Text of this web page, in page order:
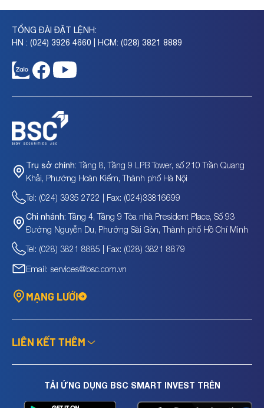
TỔNG ĐÀI ĐẶT LỆNH:
HN : (024) 3926 4660 | HCM: (028) 3821 8889
Trụ sở chính: Tầng 8, Tầng 9 LPB Tower, số 210 Trần Quang
Khải, Phường Hoàn Kiếm, Thành phố Hà Nội
Tel: (024) 3935 2722 | Fax: (024)33816699
Chi nhánh: Tầng 4, Tầng 9 Tòa nhà President Place, Số 93
Đường Nguyễn Du, Phường Sài Gòn, Thành phố Hồ Chí Minh
Tel: (028) 3821 8885 | Fax: (028) 3821 8879
Email: services@bsc.com.vn
MẠNG LƯỚI
LIÊN KẾT THÊM
TẢI ỨNG DỤNG BSC SMART INVEST TRÊN